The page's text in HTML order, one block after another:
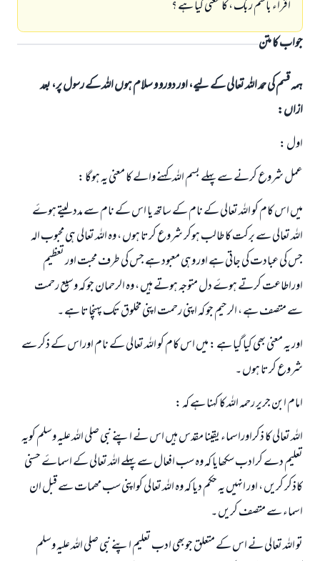
اقراء باسم ربک ، کا معنی کیا ہے ؟
جواب کا متن
ہمہ قسم کی حمد اللہ تعالی کے لیے، اور دورو و سلام ہوں اللہ کے رسول پر، بعد
ازاں:
اول :
عمل شروع کرنے سے پہلے بسم اللہ کہنے والے کا معنی یہ ہوگا :
میں اس کام کو اللہ تعالی کے نام کے ساتھ یا اس کے نام سے مدد لیتے ہوۓ
اللہ تعالی سے برکت کا طالب ہوکر شروع کرتا ہوں ، وہ اللہ تعالی ہی محبوب الہ
جس کی عبادت کی جاتی ہے اور وہی معبود ہے جس کی طرف محبت اور تعظیم
اوراطاعت کرتے ہوۓ دل متوجہ ہوتے ہیں ، وہ الرحمان جو کہ وسیع رحمت
سے متصف ہے ، الرحیم جو کہ اپنی رحمت اپنی مخلوق تک پہنچاتا ہے ۔
اور یہ معنی بھی کیا گیا ہے : میں اس کام کو اللہ تعالی کے نام اوراس کے ذکر سے
شروع کرتا ہوں ۔
امام ابن جریر رحمہ اللہ کا کہنا ہے کہ :
اللہ تعالی کا ذکراوراسماء یقینا مقدس ہیں اس نے اپنے نبی صلی اللہ علیہ وسلم کویہ
تعلیم دے کرادب سکھایا کہ وہ سب افعال سے پہلے اللہ تعالی کے اسماۓ حسنی
کاذکر کریں ، اور انہیں یہ حکم دیا کہ وہ اللہ تعالی کواپنی سب مھمات سے قبل ان
اسماء سے متصف کریں ۔
تو اللہ تعالی نے اس کے متعلق جوبھی ادب تعلیم اپنے نبی صلی اللہ علیہ وسلم